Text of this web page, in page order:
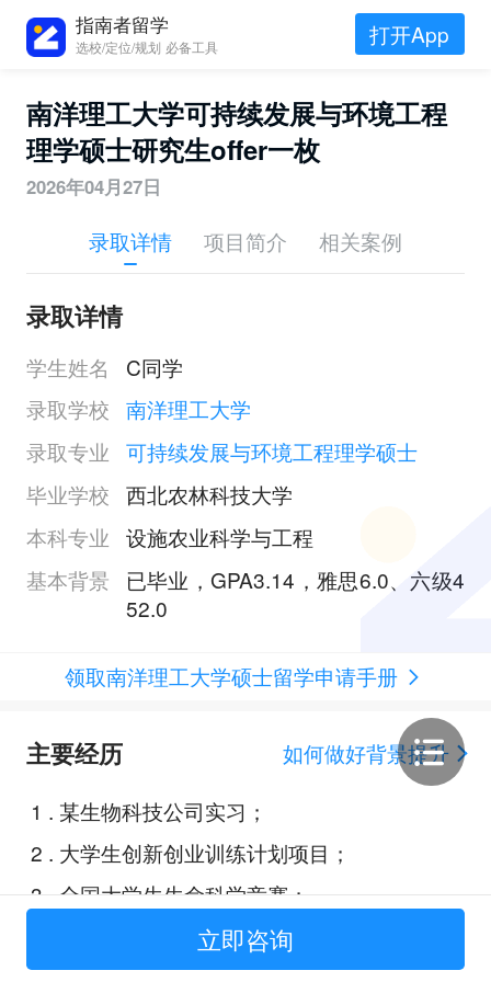
指南者留学
选校/定位/规划 必备工具 打开App
南洋理工大学可持续发展与环境工程
理学硕士研究生offer一枚
2026年04月27日
录取详情 项目简介 相关案例
录取详情
学生姓名
C同学
录取学校 南洋理工大学
录取专业 可持续发展与环境工程理学硕士
毕业学校 西北农林科技大学
本科专业 设施农业科学与工程
基本背景
已毕业，GPA3.14，雅思6.0、六级4
52.0
领取南洋理工大学硕士留学申请手册
主要经历
如何做好背景提升
1 . 某生物科技公司实习；
2 . 大学生创新创业训练计划项目；
3.全国大学生生命科学竞赛；
澳大利亚南昆士兰大学交换；
立即咨询